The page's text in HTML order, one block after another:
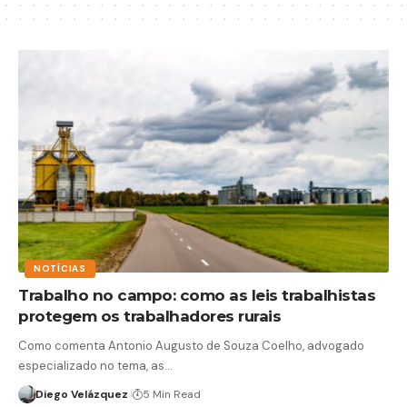
NOTÍCIAS
Trabalho no campo: como as leis trabalhistas
protegem os trabalhadores rurais
Como comenta Antonio Augusto de Souza Coelho, advogado
especializado no tema, as…
Diego Velázquez 5 Min Read